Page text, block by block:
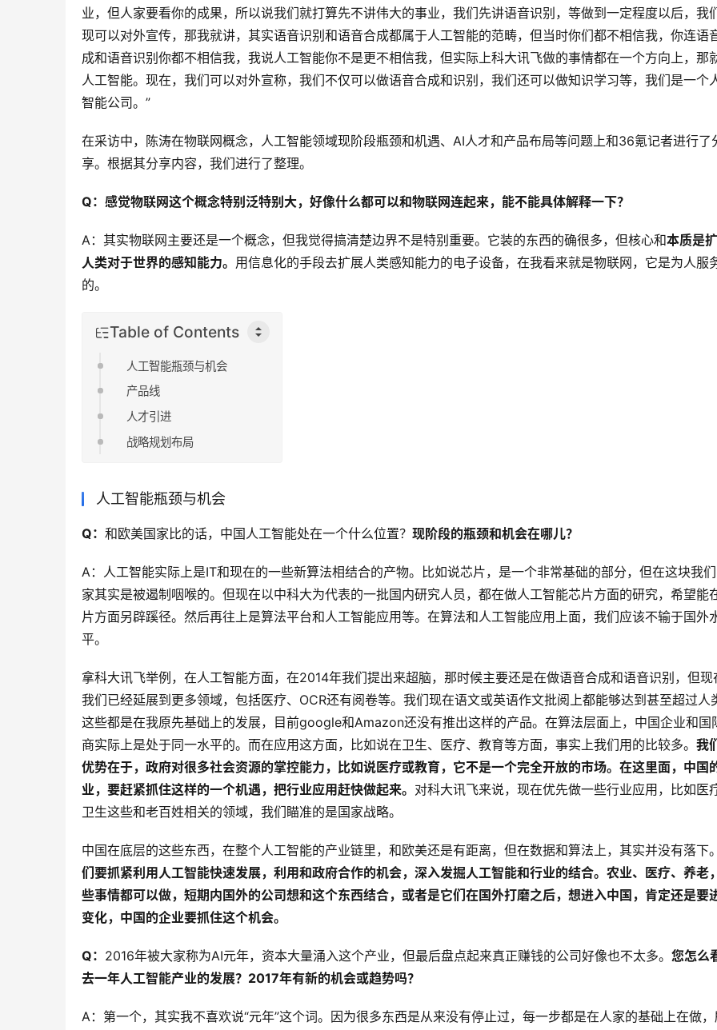
业，但人家要看你的成果，所以说我们就打算先不讲伟大的事业，我们先讲语音识别，等做到一定程度以后，我
现可以对外宣传，那我就讲，其实语音识别和语音合成都属于人工智能的范畴，但当时你们都不相信我，你连语
成和语音识别你都不相信我，我说人工智能你不是更不相信我，但实际上科大讯飞做的事情都在一个方向上，那
人工智能。现在，我们可以对外宣称，我们不仅可以做语音合成和识别，我们还可以做知识学习等，我们是一个
智能公司。”
在采访中，陈涛在物联网概念，人工智能领域现阶段瓶颈和机遇、AI人才和产品布局等问题上和36氪记者进行了
享。根据其分享内容，我们进行了整理。
Q：感觉物联网这个概念特别泛特别大，好像什么都可以和物联网连起来，能不能具体解释一下？
A：其实物联网主要还是一个概念，但我觉得搞清楚边界不是特别重要。它装的东西的确很多，但核心和本质是
人类对于世界的感知能力。 用信息化的手段去扩展人类感知能力的电子设备，在我看来就是物联网，它是为人服
的。
Table of Contents
人工智能瓶颈与机会
产品线
人才引进
战略规划布局
人工智能瓶颈与机会
Q： 和欧美国家比的话，中国人工智能处在一个什么位置？ 现阶段的瓶颈和机会在哪儿？
A：人工智能实际上是IT和现在的一些新算法相结合的产物。比如说芯片，是一个非常基础的部分，但在这块我
家其实是被遏制咽喉的。但现在以中科大为代表的一批国内研究人员，都在做人工智能芯片方面的研究，希望能
片方面另辟蹊径。然后再往上是算法平台和人工智能应用等。在算法和人工智能应用上面，我们应该不输于国外
平。
拿科大讯飞举例，在人工智能方面，在2014年我们提出来超脑，那时候主要还是在做语音合成和语音识别，但现
我们已经延展到更多领域，包括医疗、OCR还有阅卷等。我们现在语文或英语作文批阅上都能够达到甚至超过人
这些都是在我原先基础上的发展，目前google和Amazon还没有推出这样的产品。在算法层面上，中国企业和国
商实际上是处于同一水平的。而在应用这方面，比如说在卫生、医疗、教育等方面，事实上我们用的比较多。 我
优势在于，政府对很多社会资源的掌控能力，比如说医疗或教育，它不是一个完全开放的市场。在这里面，中国
业，要赶紧抓住这样的一个机遇，把行业应用赶快做起来。 对科大讯飞来说，现在优先做一些行业应用，比如医疗
卫生这些和老百姓相关的领域，我们瞄准的是国家战略。
中国在底层的这些东西，在整个人工智能的产业链里，和欧美还是有距离，但在数据和算法上，其实并没有落下。
们要抓紧利用人工智能快速发展，利用和政府合作的机会，深入发掘人工智能和行业的结合。农业、医疗、养老
些事情都可以做，短期内国外的公司想和这个东西结合，或者是它们在国外打磨之后，想进入中国，肯定还是要
变化，中国的企业要抓住这个机会。
Q： 2016年被大家称为AI元年，资本大量涌入这个产业，但最后盘点起来真正赚钱的公司好像也不太多。 您怎么
去一年人工智能产业的发展？2017年有新的机会或趋势吗？
A：第一个，其实我不喜欢说“元年”这个词。因为很多东西是从来没有停止过，每一步都是在人家的基础上在做